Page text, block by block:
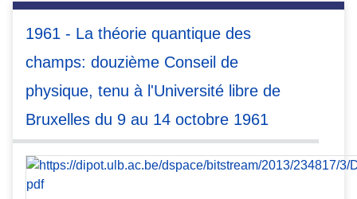
1961 - La théorie quantique des
champs: douzième Conseil de
physique, tenu à l'Université libre de
Bruxelles du 9 au 14 octobre 1961